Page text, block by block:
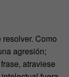
Como
agresión;
atraviese